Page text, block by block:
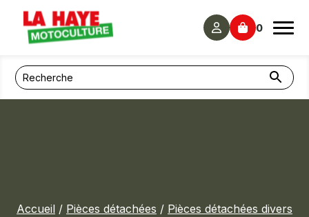
Panneau de gestion des cookies
0
Accueil / Pièces détachées / Pièces détachées divers